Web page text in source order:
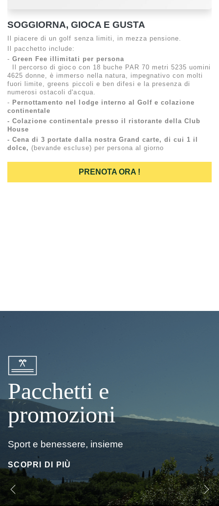
SOGGIORNA, GIOCA E GUSTA
Il piacere di un golf senza limiti, in mezza pensione.
Il pacchetto include:
-Green Fee illimitati per persona
Il percorso di gioco con 18 buche PAR 70 metri 5235 uomini
4625 donne, è immerso nella natura, impegnativo con molti
fuori limite, greens piccoli e ben difesi e la presenza di
numerosi ostacoli d'acqua.
- Pernottamento nel lodge interno al Golf ecolazione
continentale
- Colazione continentale presso il ristorante della Club
House
- Cena di 3 portate dalla nostra Grand carte, di cui 1 il
dolce, (bevande escluse) per persona al giorno
PRENOTA ORA !
Pacchetti e
promozioni
Sport e benessere, insieme
SCOPRI DI PIÙ